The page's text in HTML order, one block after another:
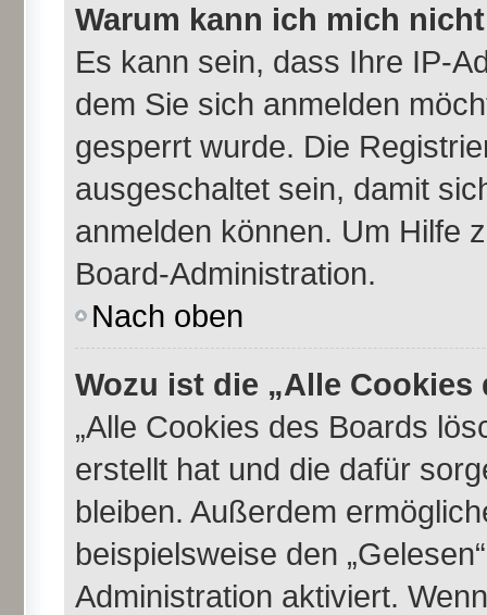
Warum kann ich mich
Es kann sein, dass Ihre IP-
dem Sie sich anmelden
gesperrt wurde. Die
ausgeschaltet sein, damit
anmelden können. Um Hilfe
Board-Administration.
Nach oben
Wozu ist die „Alle
„Alle Cookies des Boards
erstellt hat und die dafür
bleiben. Außerdem
beispielsweise den
Administration aktiviert.